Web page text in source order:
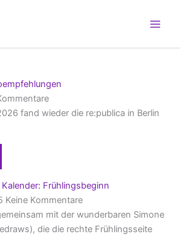
fand wieder die re:publica in Berlin
Frühlingsbeginn
Keine Kommentare
mit der wunderbaren Simone
die die rechte Frühlingsseite